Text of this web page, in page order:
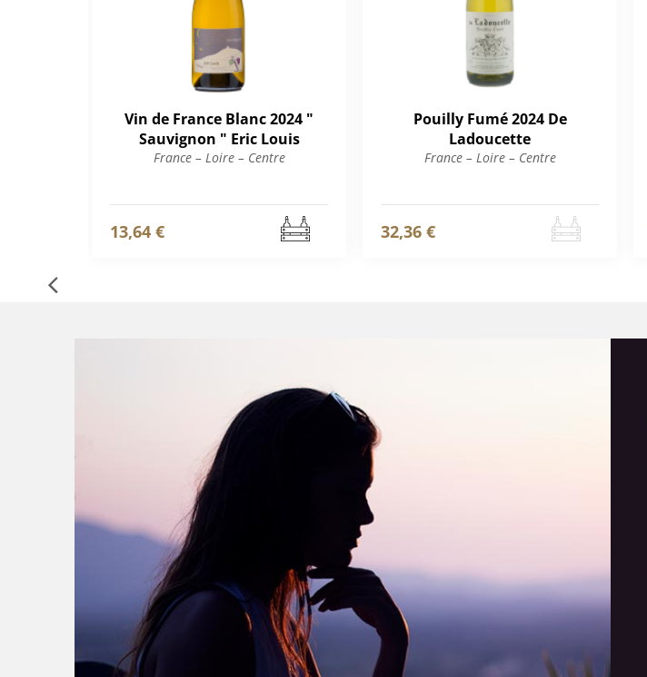
Vin de France Blanc 2024 "
Sauvignon " Eric Louis
France – Loire – Centre
13,64 €
Pouilly Fumé 2024 De
Ladoucette
France – Loire – Centre
32,36 €